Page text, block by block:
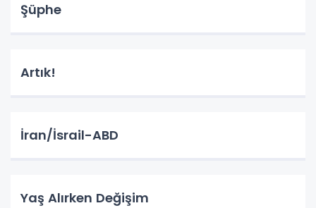
Şüphe
Artık!
İran/İsrail-ABD
Yaş Alırken Değişim